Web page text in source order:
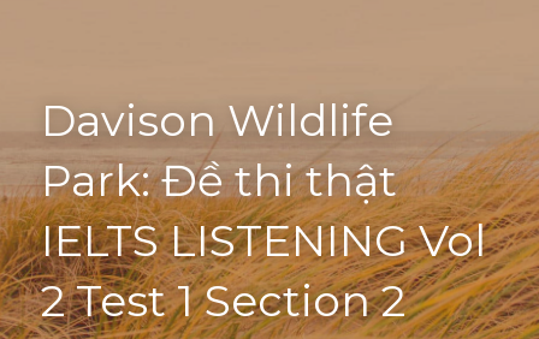
Pronunciation
Section 3
Section 4
Section 1
Social issues
Davison Wildlife
Park: Đề thi thật
IELTS LISTENING Vol
2 Test 1 Section 2